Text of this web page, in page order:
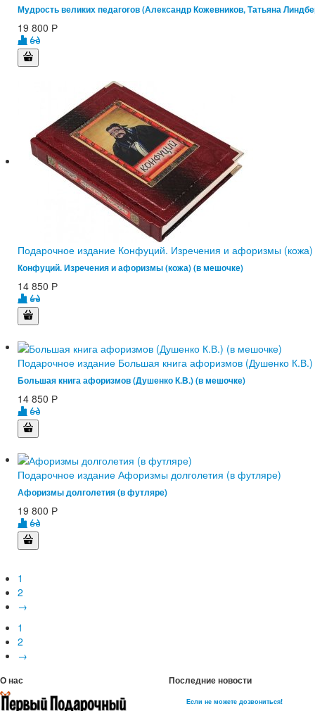
Мудрость великих педагогов (Александр Кожевников, Татьяна
19 800 Р
Подарочное издание Конфуций. Изречения и афоризмы
Конфуций. Изречения и афоризмы (кожа) (в мешочке)
14 850 Р
Подарочное издание Большая книга афоризмов (Душенко
Большая книга афоризмов (Душенко К.В.) (в мешочке)
14 850 Р
Подарочное издание Афоризмы долголетия (в футляре)
Афоризмы долголетия (в футляре)
19 800 Р
1
2
→
1
2
→
О нас Последние новости
Если не можете дозвониться!